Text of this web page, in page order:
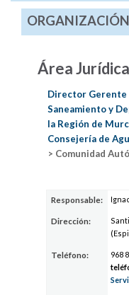
Área Jurídica
Director Gerente
Saneamiento y
la Región de
Consejería de
> Comunidad
Responsable:
Dirección:
Teléfono: 968 8